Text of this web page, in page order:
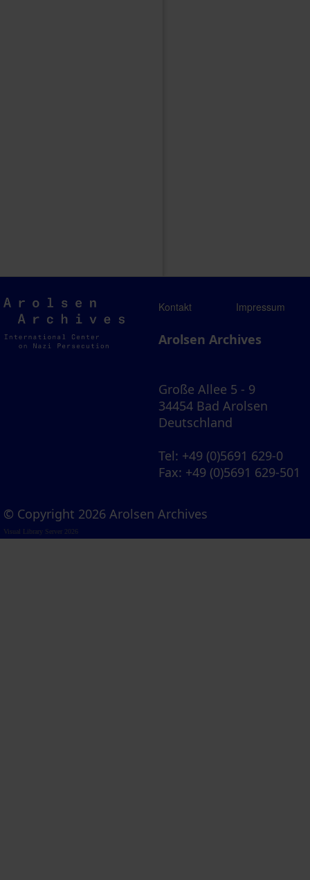
Arolsen
Archives
Kontakt Impressum
Arolsen Archives
Große Allee 5 - 9
34454 Bad Arolsen
Deutschland
Tel: +49 (0)5691 629-0
Fax: +49 (0)5691 629-501
© Copyright 2026 Arolsen Archives
Visual Library Server 2026